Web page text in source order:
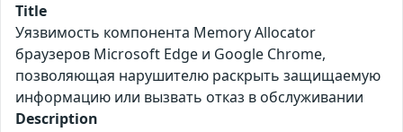
Title
Уязвимость компонента Memory Allocator
браузеров Microsoft Edge и Google Chrome,
позволяющая нарушителю раскрыть защищаемую
информацию или вызвать отказ в обслуживании
Description